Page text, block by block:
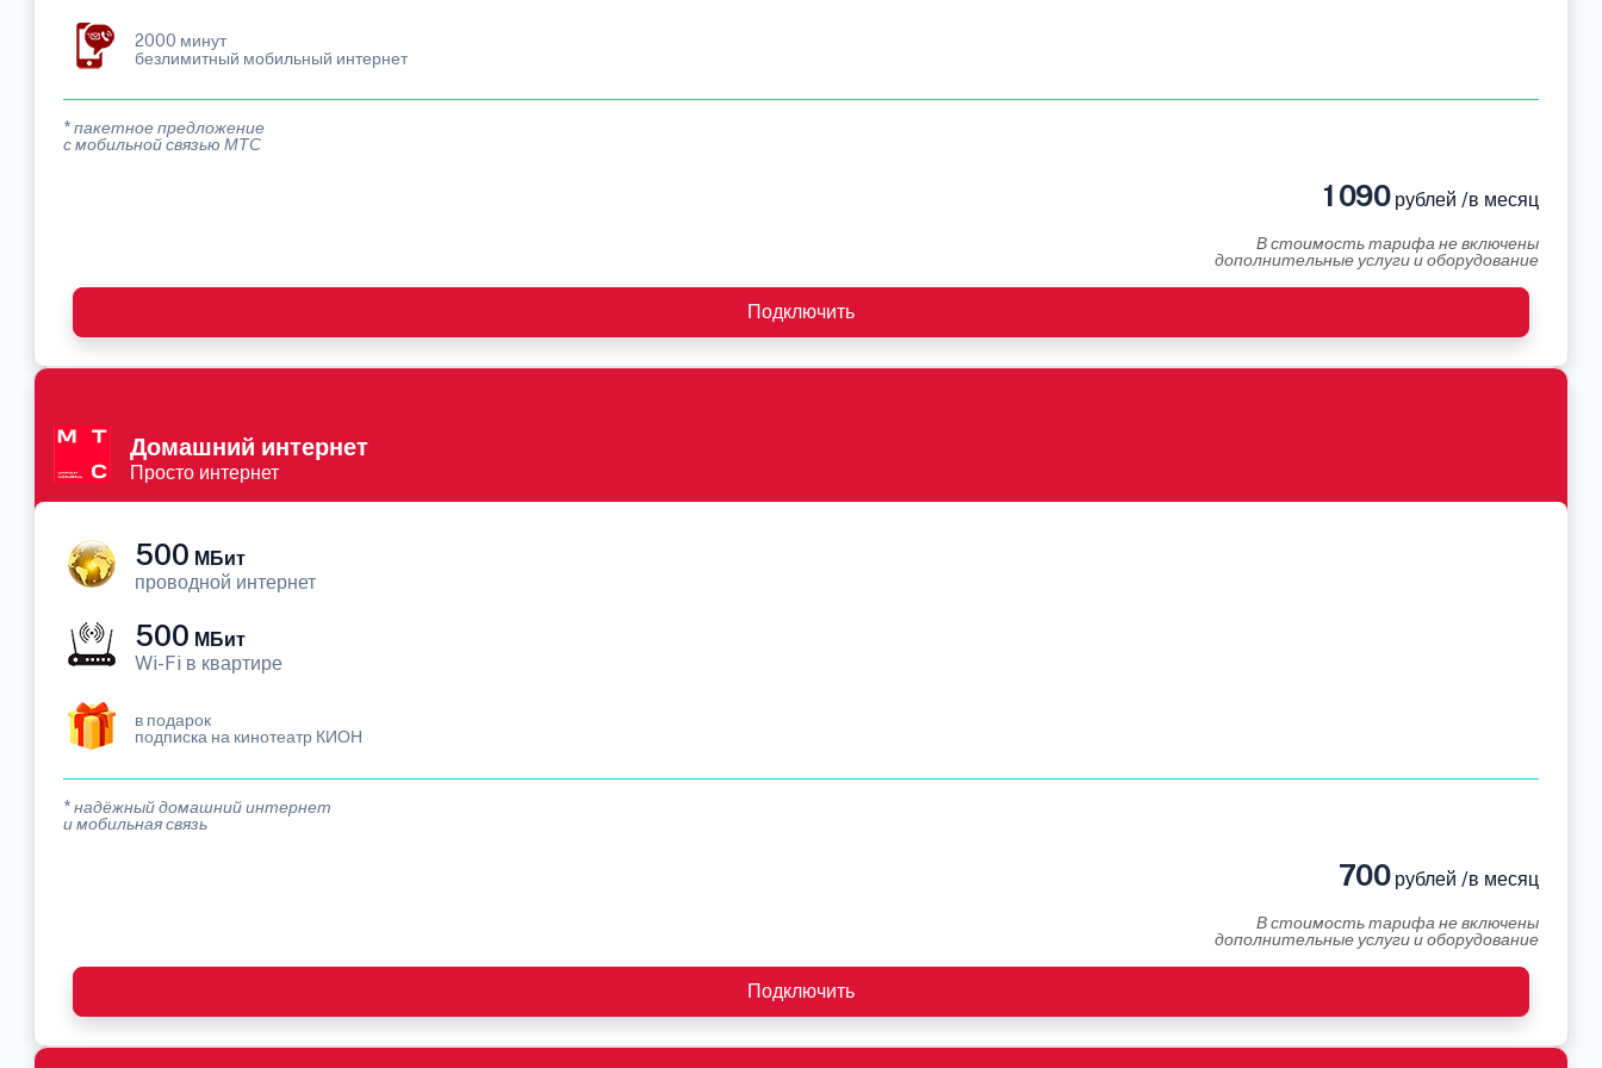
2000 минут
безлимитный мобильный интернет
* пакетное предложение
с мобильной связью МТС
1 090рублей /в месяц
В стоимость тарифа не включены
дополнительные услуги и оборудование
Подключить
Домашний интернет
Просто интернет
500 МБит
проводной интернет
500 МБит
Wi-Fi в квартире
в подарок
подписка на кинотеатр КИОН
* надёжный домашний интернет
и мобильная связь
700рублей /в месяц
В стоимость тарифа не включены
дополнительные услуги и оборудование
Подключить